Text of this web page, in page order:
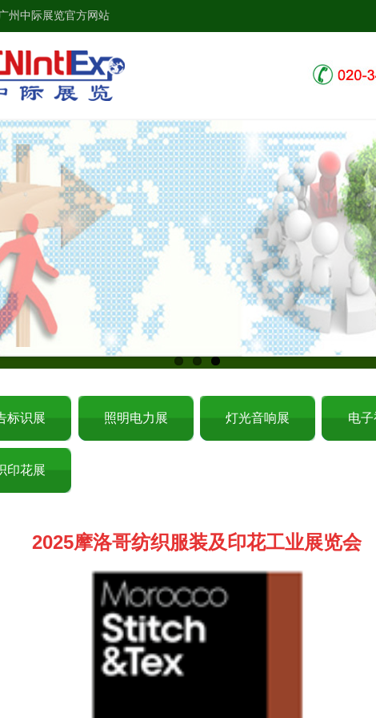
州中际展览官方网站
标识展 照明电力展 灯光音响展 电
印花展
2025摩洛哥纺织服装及印花工业展览会